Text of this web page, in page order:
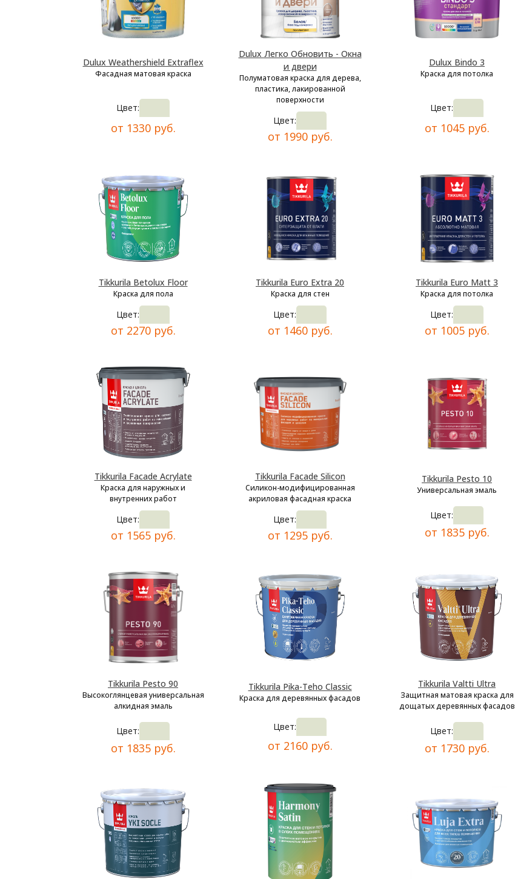
Dulux Weathershield Extraflex
Фасадная матовая краска
Цвет:
от 1330 руб.
Dulux Легко Обновить - Окна
и двери
Полуматовая краска для дерева,
пластика, лакированной
поверхности
Цвет:
от 1990 руб.
Dulux Bindo 3
Краска для потолка
Цвет:
от 1045 руб.
Tikkurila Betolux Floor
Краска для пола
Цвет:
от 2270 руб.
Tikkurila Euro Extra 20
Краска для стен
Цвет:
от 1460 руб.
Tikkurila Euro Matt 3
Краска для потолка
Цвет:
от 1005 руб.
Tikkurila Facade Acrylate
Краска для наружных и
внутренних работ
Цвет:
от 1565 руб.
Tikkurila Facade Silicon
Силикон-модифицированная
акриловая фасадная краска
Цвет:
от 1295 руб.
Tikkurila Pesto 10
Универсальная эмаль
Цвет:
от 1835 руб.
Tikkurila Pesto 90
Высокоглянцевая универсальная
алкидная эмаль
Цвет:
от 1835 руб.
Tikkurila Pika-Teho Classic
Краска для деревянных фасадов
Цвет:
от 2160 руб.
Tikkurila Valtti Ultra
Защитная матовая краска для
дощатых деревянных фасадов
Цвет:
от 1730 руб.